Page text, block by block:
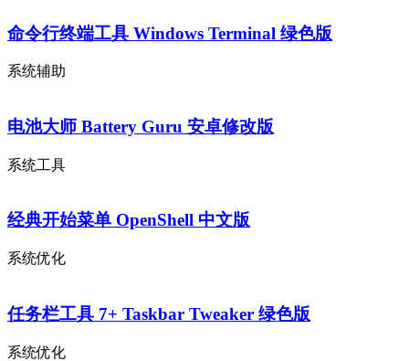
命令行终端工具 Windows Terminal 绿色版
系统辅助
电池大师 Battery Guru 安卓修改版
系统工具
经典开始菜单 OpenShell 中文版
系统优化
任务栏工具 7+ Taskbar Tweaker 绿色版
系统优化